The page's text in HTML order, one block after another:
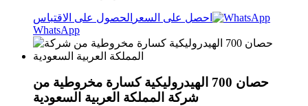
احصل على السعر الحصول على الاقتباس
WhatsApp
حصان 700 الهيدروليكية كسارة مخروطية من
شركة المملكة العربية السعودية